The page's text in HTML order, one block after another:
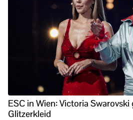
ESC in Wien: Victoria
Glitzerkleid